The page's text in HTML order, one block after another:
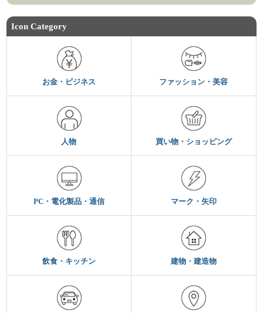
Icon Category
お金・ビジネス ファッション・美容
人物 買い物・ショッピング
PC・電化製品・通信 マーク・矢印
飲食・キッチン 建物・建造物